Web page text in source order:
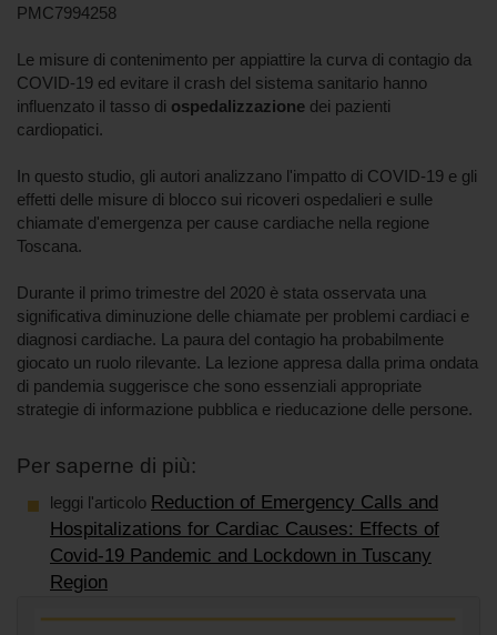
PMC7994258
Le misure di contenimento per appiattire la curva di contagio da
COVID-19 ed evitare il crash del sistema sanitario hanno
influenzato il tasso di ospedalizzazione dei pazienti
cardiopatici.
In questo studio, gli autori analizzano l'impatto di COVID-19 e gli
effetti delle misure di blocco sui ricoveri ospedalieri e sulle
chiamate d'emergenza per cause cardiache nella regione
Toscana.
Durante il primo trimestre del 2020 è stata osservata una
significativa diminuzione delle chiamate per problemi cardiaci e
diagnosi cardiache. La paura del contagio ha probabilmente
giocato un ruolo rilevante. La lezione appresa dalla prima ondata
di pandemia suggerisce che sono essenziali appropriate
strategie di informazione pubblica e rieducazione delle persone.
Per saperne di più:
leggi l'articolo Reduction of Emergency Calls and
Hospitalizations for Cardiac Causes: Effects of
Covid-19 Pandemic and Lockdown in Tuscany
Region